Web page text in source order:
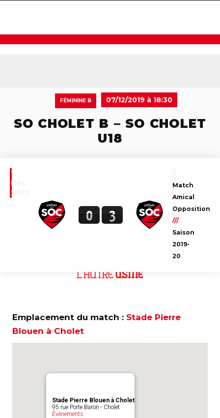
FÉMININE B 07/12/2019 à 18:30
SO CHOLET B – SO CHOLET
U18
7
Déc
2019
0 3
Match
Amical
Opposition
///
Saison
2019-
20
Ce match est sponsorisé par
Emplacement du match : Stade Pierre
Blouen à Cholet
Stade Pierre Blouen à Cholet
95 rue Porte Baron - Cholet
Évènements